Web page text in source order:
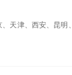
天津、西安、昆